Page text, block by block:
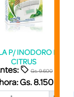
P/ INODORO PATO
CITRUS
Gs. 9.600
Gs. 8.150